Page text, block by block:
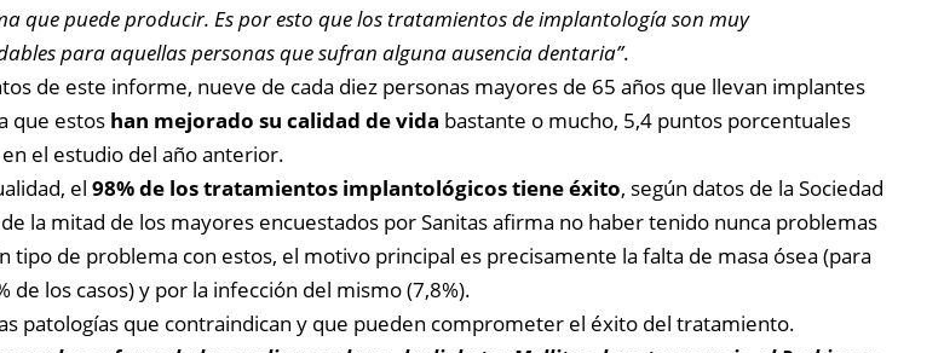
que puede producir. Es por esto que los tratamientos de implantología son muy
para aquellas personas que sufran alguna ausencia dentaria”.
de este informe, nueve de cada diez personas mayores de 65 años que llevan implantes
que estos han mejorado su calidad de vida bastante o mucho, 5,4 puntos porcentuales
el estudio del año anterior.
el 98% de los tratamientos implantológicos tiene éxito, según datos de la Sociedad
la mitad de los mayores encuestados por Sanitas afirma no haber tenido nunca problemas
tipo de problema con estos, el motivo principal es precisamente la falta de masa ósea (para
los casos) y por la infección del mismo (7,8%).
patologías que contraindican y que pueden comprometer el éxito del tratamiento.